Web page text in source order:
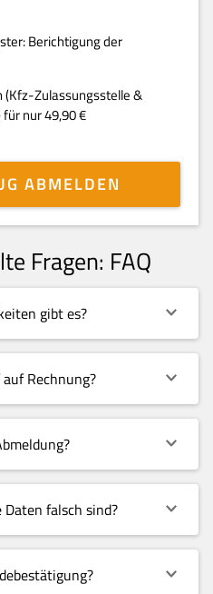
Berichtigung der
(Kfz-Zulassungsstelle &
nur 49,90 €
ABMELDEN
Fragen: FAQ
gibt es?
Rechnung?
falsch sind?